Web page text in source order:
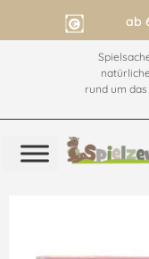
ab
rund um